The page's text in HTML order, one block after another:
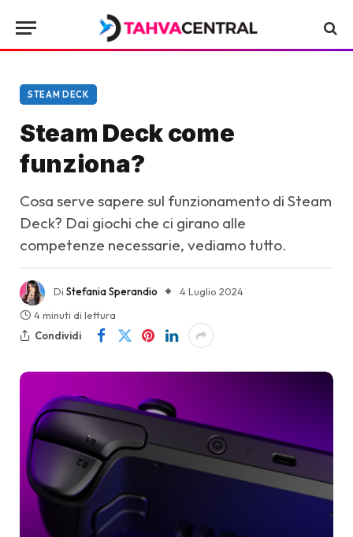
STEAM DECK
Steam Deck come
funziona?
Cosa serve sapere sul funzionamento di Steam
Deck? Dai giochi che ci girano alle
competenze necessarie, vediamo tutto.
Di Stefania Sperandio
4 Luglio 2024
4 minuti di lettura
Condividi